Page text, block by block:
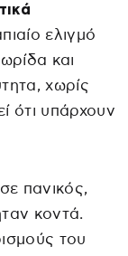
ελιγμό
και
χωρίς
ότι υπάρχουν
πανικός,
κοντά.
του